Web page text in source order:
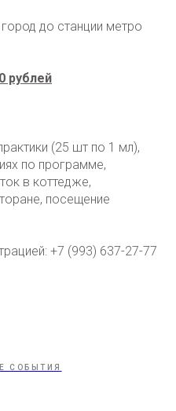
до станции метро
рублей
(25 шт по 1 мл),
по программе,
в коттедже,
посещение
+7 (993) 637-27-77
СОБЫТИЯ